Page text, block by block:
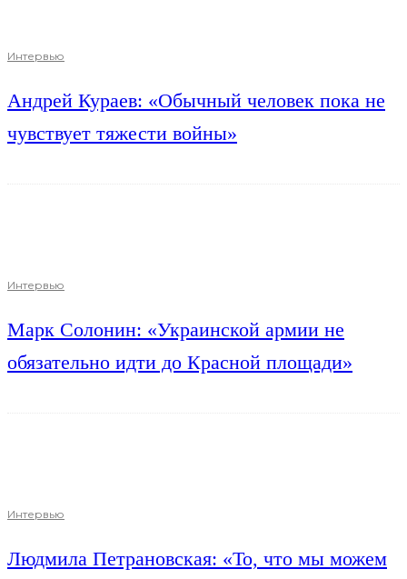
Интервью
Андрей Кураев: «Обычный человек пока не
чувствует тяжести войны»
Интервью
Марк Солонин: «Украинской армии не
обязательно идти до Красной площади»
Интервью
Людмила Петрановская: «То, что мы можем